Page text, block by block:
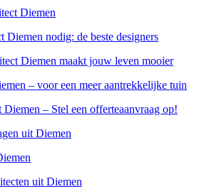
Diemen
Diemen nodig: de beste designers
Diemen maakt jouw leven mooier
– voor een meer aantrekkelijke tuin
Diemen – Stel een offerteaanvraag op!
uit Diemen
uit Diemen